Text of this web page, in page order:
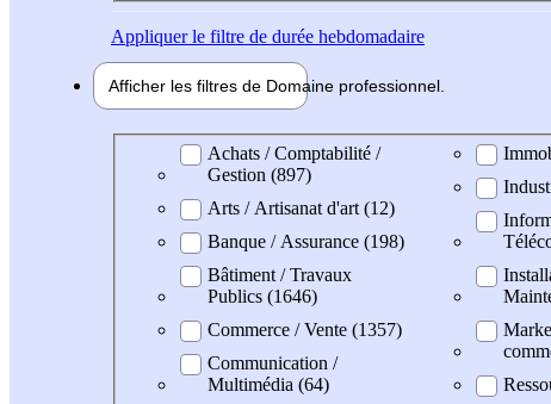
Appliquerle filtre de durée hebdomadaire
Afficher les filtres de Domaine professionnel
Domaine professionel
Achats / Comptabilité /
Gestion (897)
Arts / Artisanat d'art (12)
Banque / Assurance (198)
Bâtiment / Travaux
Publics (1646)
Commerce / Vente (1357)
Communication /
Multimédia (64)